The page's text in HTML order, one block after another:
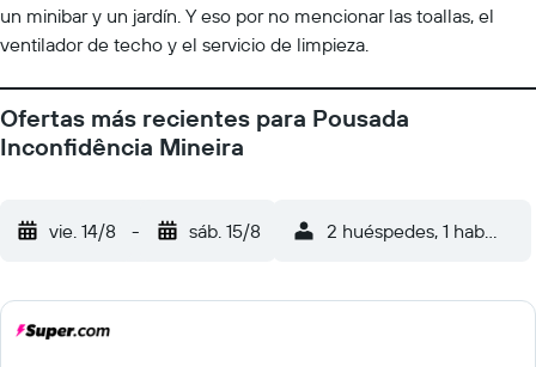
un minibar y un jardín. Y eso por no mencionar las toallas, el
ventilador de techo y el servicio de limpieza.
Ofertas más recientes para Pousada
Inconfidência Mineira
vie. 14/8 - sáb. 15/8 2 huéspedes, 1